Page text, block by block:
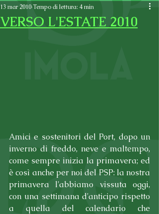
VERSO L'ESTATE 2010
13 mar 2010Tempo di lettura: 4 min
Amici e sostenitori del Port, dopo un
inverno di freddo, neve e maltempo,
come sempre inizia la primavera; ed
è così anche per noi del PSP: la nostra
primavera l'abbiamo vissuta oggi,
con una settimana d'anticipo rispetto
a quella del calendario che